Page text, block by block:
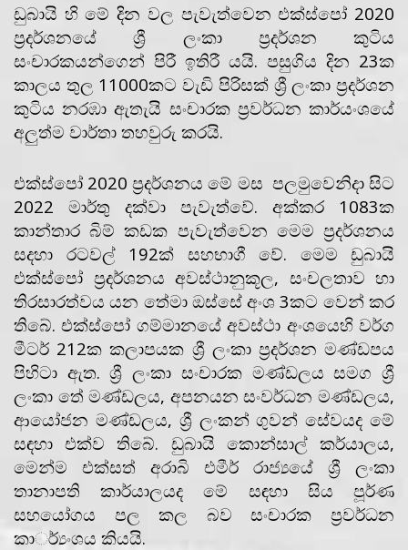
ඩුබායි හි මේ දින වල පැවැත්වෙන එක්ස්පෝ 2020
ප්‍රදර්ශනයේ ශ්‍රී ලංකා ප්‍රදර්ශන කුටිය
සංචාරකයන්ගෙන් පිරී ඉතිරී යයි. පසුගිය දින 23ක
කාලය තුල 11000කට වැඩි පිරිසක් ශ්‍රී ලංකා ප්‍රදර්ශන
කුටිය නරඹා ඇතැයි සංචාරක ප්‍රවර්ධන කාර්යංශයේ
අලුත්ම වාර්තා තහවුරු කරයි.
එක්ස්පෝ 2020 ප්‍රදර්ශනය මේ මස පලමුවෙනිදා සිට
2022 මාර්තු දක්වා පැවැත්වේ. අක්කර 1083ක
කාන්තාර බිම් කඩක පැවැත්වෙන මෙම ප්‍රදර්ශනය
සදහා රටවල් 192ක් සහභාගී වේ. මෙම ඩුබායි
එක්ස්පෝ ප්‍රදර්ශනය අවස්ථානුකූල, සංචලතාව හා
තිරසාරත්වය යන තේමා ඔස්සේ අංශ 3කට වෙන් කර
තිබේ. එක්ස්පෝ ගම්මානයේ අවස්ථා අංශයෙහි වර්ග
මීටර් 212ක කලාපයක ශ්‍රී ලංකා ප්‍රදර්ශන මණ්ඩපය
පිහිටා ඇත. ශ්‍රී ලංකා සංචාරක මණ්ඩලය සමග ශ්‍රී
ලංකා තේ මණ්ඩලය, අපනයන සංවර්ධන මණ්ඩලය,
ආයෝජන මණ්ඩලය, ශ්‍රී ලංකන් ගුවන් සේවයද මේ
සඳහා එක්ව තිබේ. ඩුබායි කොන්සාල් කර්යාලය,
මෙන්ම එක්සත් අරාබි එමීර් රාජ්‍යයේ ශ්‍රී ලංකා
තානාපති කාර්යාලයද මේ සඳහා සිය පූර්ණ
සහයෝගය පල කල බව සංචාරක ප්‍රවර්ධන
කාර්්‍යංශය කියයි.